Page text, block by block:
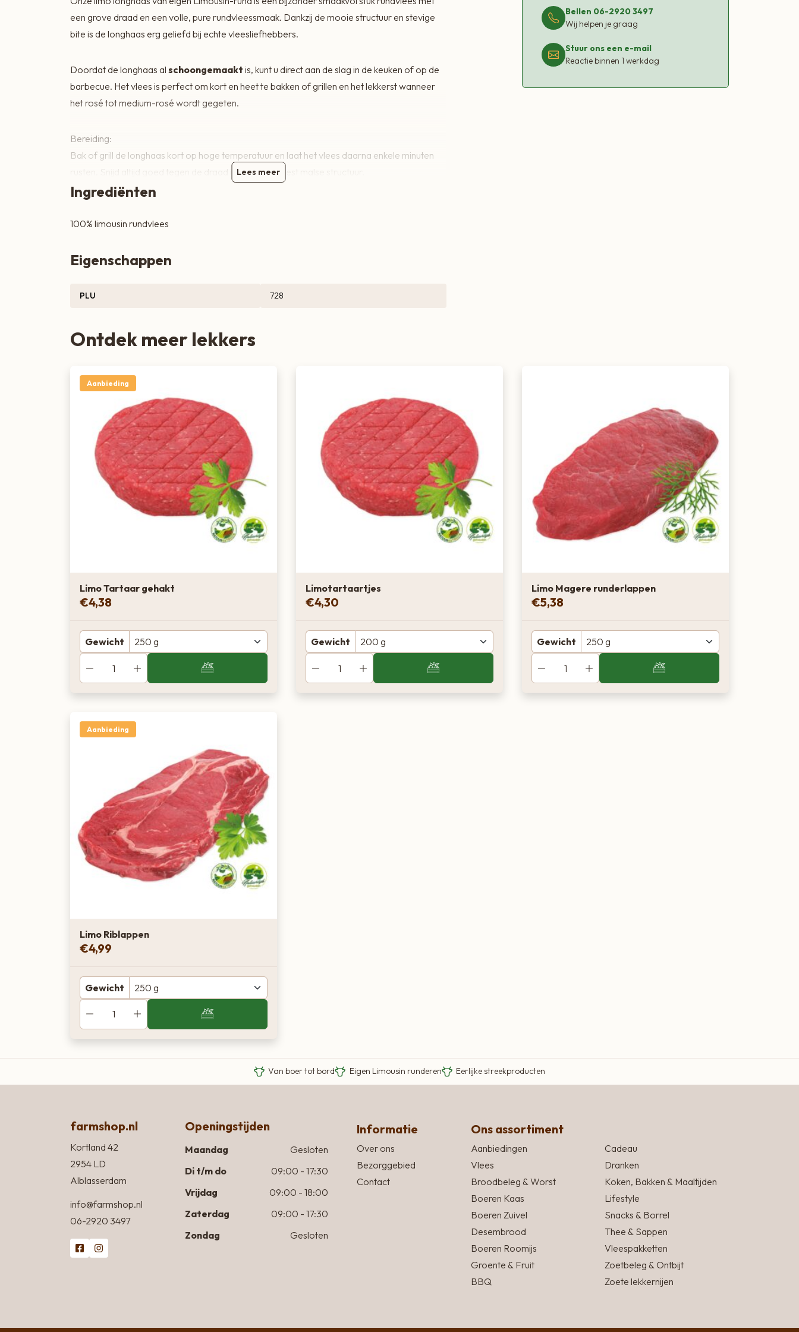
Zoete lekkernijen
een grove draad en een volle, pure rundvleessmaak. Dankzij de mooie structuur en stevige
bite is de longhaas erg geliefd bij echte vleesliefhebbers.
Doordat de longhaas al schoongemaakt is, kunt u direct aan de slag in de keuken of op de
barbecue. Het vlees is perfect om kort en heet te bakken of grillen en het lekkerst wanneer
het rosé tot medium-rosé wordt gegeten.
Bereiding:
Bak of grill de longhaas kort op hoge temperatuur en laat het vlees daarna enkele minuten
rusten. Snijd altijd goed tegen de draad in voor de meest malse structuur.
rundvlees optimaal tot zijn recht komt.
Weetje: De longhaas is de spier van het rund die de longen laat bewegen. Zit boordevol
Lees meer
Ingrediënten
100% limousin rundvlees
Eigenschappen
PLU 728
Bellen 06-2920 3497
Wij helpen je graag
Stuur ons een e-mail
Reactie binnen 1 werkdag
Ontdek meer lekkers
Aanbieding
Limo Tartaar gehakt
€4,38
Gewicht
Limotartaartjes
€4,30
Gewicht
Limo Magere runderlappen
€5,38
Gewicht
Aanbieding
Limo Riblappen
€4,99
Gewicht
Van boer tot bord Eigen Limousin runderen Eerlijke streekproducten
farmshop.nl
Kortland 42
2954 LD
Alblasserdam
info@farmshop.nl
06-2920 3497
Openingstijden
Maandag
Gesloten
Di t/m do
09:00 - 17:30
Vrijdag
09:00 - 18:00
Zaterdag
09:00 - 17:30
Zondag
Gesloten
Informatie
Over ons
Bezorggebied
Contact
Ons assortiment
Aanbiedingen
Vlees
Broodbeleg & Worst
Boeren Kaas
Boeren Zuivel
Desembrood
Boeren Roomijs
Groente & Fruit
BBQ
Cadeau
Dranken
Koken, Bakken & Maaltijden
Lifestyle
Snacks & Borrel
Thee & Sappen
Vleespakketten
Zoetbeleg & Ontbijt
Zoete lekkernijen